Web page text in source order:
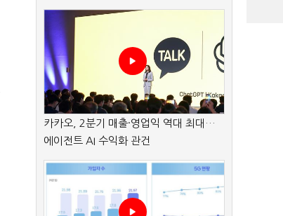
카카오, 2분기 매출·영업익 역대 최대…
에이전트 AI 수익화 관건